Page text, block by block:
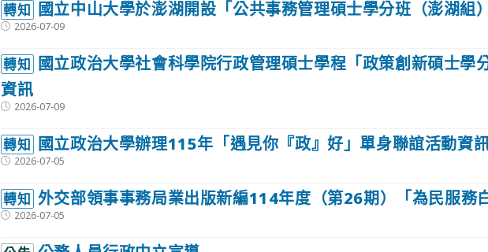
轉知 國立中山大學於澎湖開設「公共事務管理碩士學分班（澎湖組
Post2026-07-09
轉知 國立政治大學社會科學院行政管理碩士學程「政策創新碩士學
資訊
Post2026-07-09
轉知 國立政治大學辦理115年「遇見你『政』好」單身聯誼活動資
Post2026-07-05
轉知 外交部領事事務局業出版新編114年度（第26期）「為民服務
Post2026-07-05